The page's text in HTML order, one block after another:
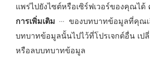
แพร่ไปยังไซต์หรือเซิร์ฟเวอร์ของคุณได้
การเพิ่มเติม
ของบทบาทข้อมูลที่คุณเ
บทบาทข้อมูลนั้นไปไว้ที่โปรเจกต์อื่น เป
หรือลบบทบาทข้อมูล